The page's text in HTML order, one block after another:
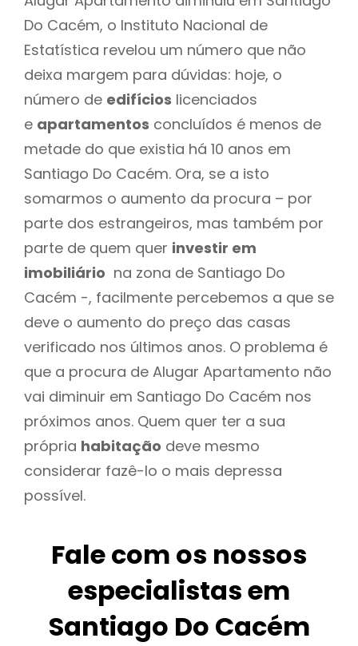
Do Cacém, o Instituto Nacional de
Estatística revelou um número que não
deixa margem para dúvidas: hoje, o
número de edifícios licenciados
e apartamentos concluídos é menos de
metade do que existia há 10 anos em
Santiago Do Cacém. Ora, se a isto
somarmos o aumento da procura – por
parte dos estrangeiros, mas também por
parte de quem quer investir em
imobiliário na zona de Santiago Do
Cacém -, facilmente percebemos a que se
deve o aumento do preço das casas
verificado nos últimos anos. O problema é
que a procura de Alugar Apartamento não
vai diminuir em Santiago Do Cacém nos
próximos anos. Quem quer ter a sua
própria habitação deve mesmo
considerar fazê-lo o mais depressa
possível.
Fale com os nossos
especialistas em
Santiago Do Cacém